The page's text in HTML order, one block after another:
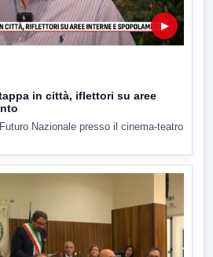
▶
in città, iflettori su aree
Nazionale presso il cinema-teatro